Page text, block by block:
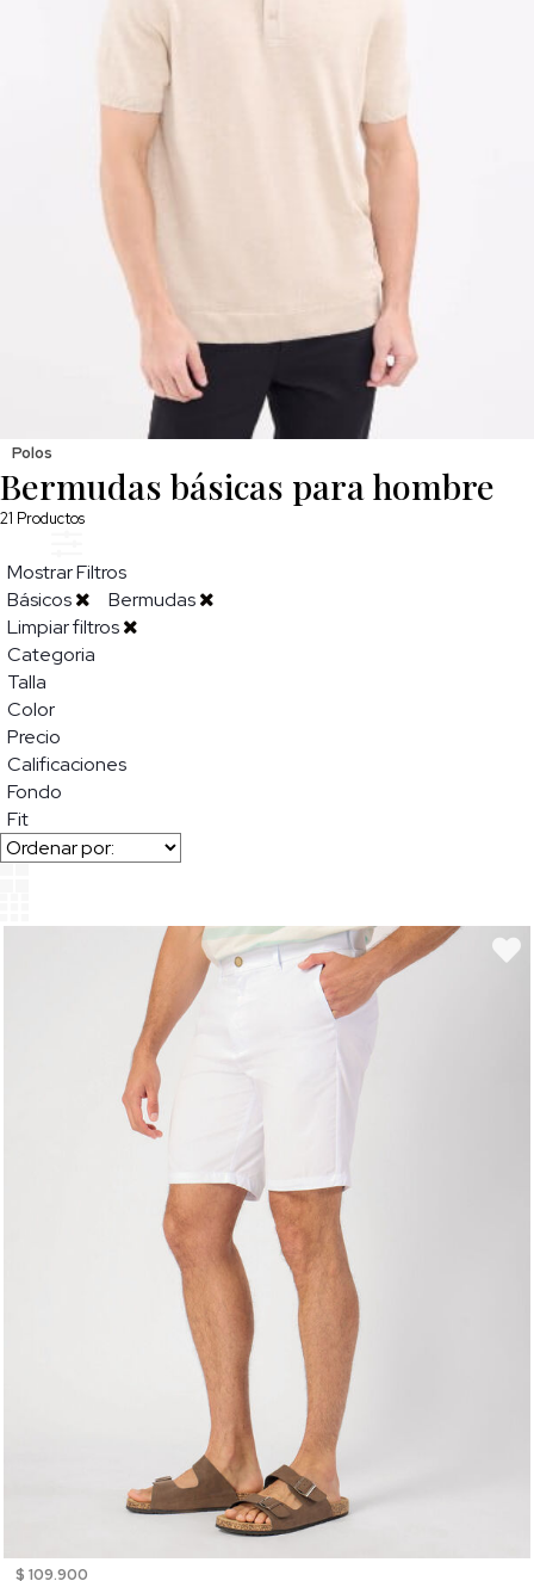
Polos
Bermudas básicas para hombre
21 Productos
Mostrar Filtros
Básicos
Bermudas
Limpiar filtros
Categoria
Talla
Color
Precio
Calificaciones
Fondo
Fit
$ 109.900